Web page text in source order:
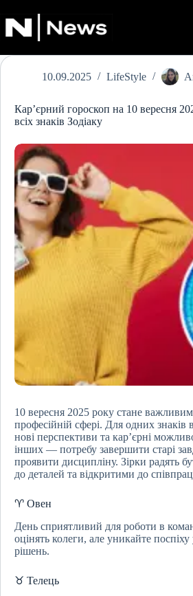
до
вмісту
10.09.2025 LifeStyle
Кар’єрний гороскоп на 10 вересня
всіх знаків Зодіаку
10 вересня 2025 року стане
професійній сфері. Для одних знаків
нові перспективи та кар’єрні
інших — потребу завершити старі
проявити дисципліну. Зірки радять
до деталей та відкритими до
♈ Овен
День сприятливий для роботи в
оцінять колеги, але уникайте поспіху
рішень.
♉ Телець